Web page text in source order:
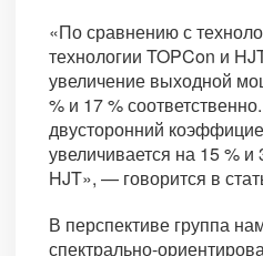
«По сравнению с
технологии TOPCon и
увеличение выходной
% и 17 %
двусторонний
увеличивается на 15 %
HJT», — говорится в
В перспективе группа
спектрально-